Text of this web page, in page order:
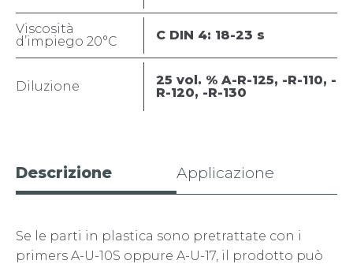
Viscosità
d’impiego 20°C
C DIN 4: 18-23 s
Diluzione
25 vol. % A-R-125, -R-110, -
R-120, -R-130
Descrizione Applicazione
Se le parti in plastica sono pretrattate con i
primers A-U-10S oppure A-U-17, il prodotto può